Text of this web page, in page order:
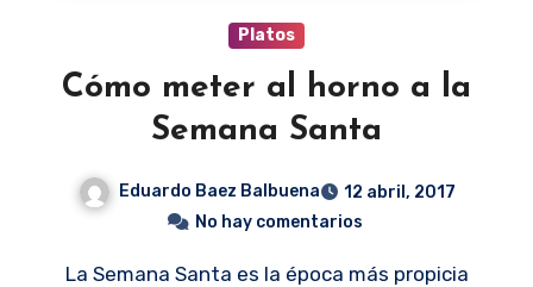
Platos
Cómo meter al horno a la
Semana Santa
Eduardo Baez Balbuena
12 abril, 2017
No hay comentarios
La Semana Santa es la época más propicia